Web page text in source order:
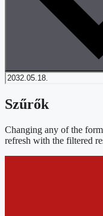
Szűrők
Changing any of the
refresh with the filtered